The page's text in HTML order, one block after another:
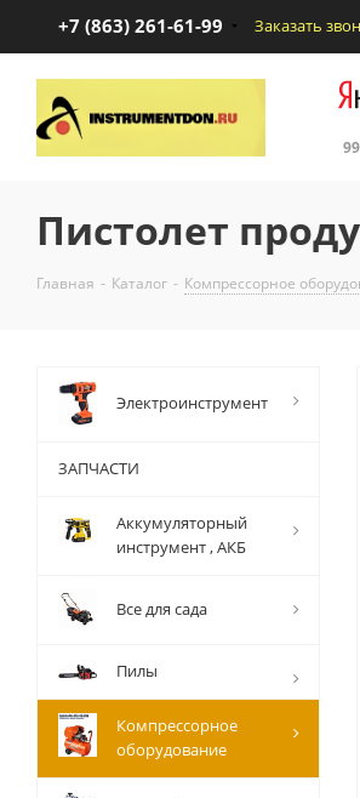
+7 (863) 261-61-99 Заказать
Пистолет
Главная - Каталог - Компрессорное
Электроинструмент
ЗАПЧАСТИ
Аккумуляторный
инструмент , АКБ
Все для сада
Пилы
Компрессорное
оборудование